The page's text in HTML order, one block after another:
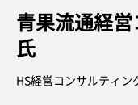
青果流通経
氏
HS経営コンサルティ